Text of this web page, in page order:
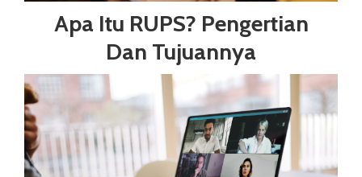
Apa Itu RUPS? Pengertian
Dan Tujuannya